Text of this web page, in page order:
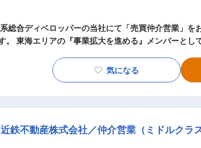
売買仲介、新築マンション販売、新築戸建販売、賃貸仲
※売買仲介経験は不問です。
【歓迎条件】
■宅建有資格者
【求める人物像】
系総合ディベロッパーの当社にて「売買仲介営業」
東海エリアの『事業拡大を進める』メンバーとして長期的
応」「利用のしやすさ」「担当者の提案力」など
ルなどあらゆる不動産を「売りたい」お客さまと
集から物件調査、査定、販売活動、契約、引渡し
気になる
近鉄不動産株式会社／仲介営業（ミドルクラス